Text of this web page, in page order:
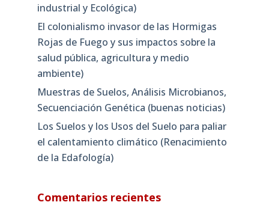
industrial y Ecológica)
El colonialismo invasor de las Hormigas
Rojas de Fuego y sus impactos sobre la
salud pública, agricultura y medio
ambiente)
Muestras de Suelos, Análisis Microbianos,
Secuenciación Genética (buenas noticias)
Los Suelos y los Usos del Suelo para paliar
el calentamiento climático (Renacimiento
de la Edafología)
Comentarios recientes